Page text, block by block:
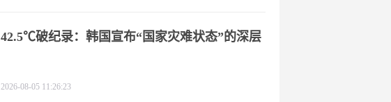
42.5℃破纪录：韩国宣布“国家灾难状态”的深层
2026-08-05 11:26:23